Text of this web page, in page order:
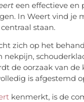
een effectieve en
In Weert vind
staan.
zich op het
de oorzaak van de
is afgestemd
kenmerkt, is de